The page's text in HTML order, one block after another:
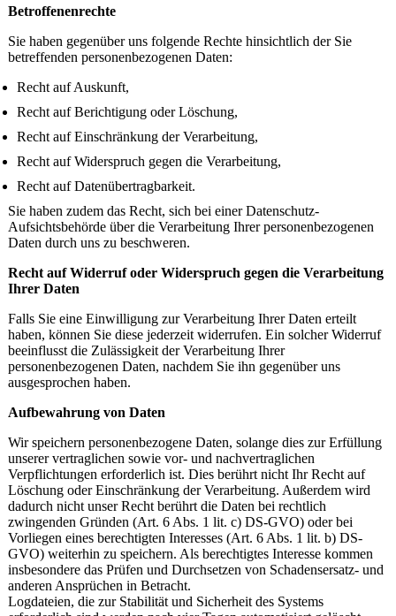
Betroffenenrechte
Sie haben gegenüber uns folgende Rechte hinsichtlich der Sie
betreffenden personenbezogenen Daten:
Recht auf Auskunft,
Recht auf Berichtigung oder Löschung,
Recht auf Einschränkung der Verarbeitung,
Recht auf Widerspruch gegen die Verarbeitung,
Recht auf Datenübertragbarkeit.
Sie haben zudem das Recht, sich bei einer Datenschutz-
Aufsichtsbehörde über die Verarbeitung Ihrer personenbezogenen
Daten durch uns zu beschweren.
Recht auf Widerruf oder Widerspruch gegen die Verarbeitung
Ihrer Daten
Falls Sie eine Einwilligung zur Verarbeitung Ihrer Daten erteilt
haben, können Sie diese jederzeit widerrufen. Ein solcher Widerruf
beeinflusst die Zulässigkeit der Verarbeitung Ihrer
personenbezogenen Daten, nachdem Sie ihn gegenüber uns
ausgesprochen haben.
Aufbewahrung von Daten
Wir speichern personenbezogene Daten, solange dies zur Erfüllung
unserer vertraglichen sowie vor- und nachvertraglichen
Verpflichtungen erforderlich ist. Dies berührt nicht Ihr Recht auf
Löschung oder Einschränkung der Verarbeitung. Außerdem wird
dadurch nicht unser Recht berührt die Daten bei rechtlich
zwingenden Gründen (Art. 6 Abs. 1 lit. c) DS-GVO) oder bei
Vorliegen eines berechtigten Interesses (Art. 6 Abs. 1 lit. b) DS-
GVO) weiterhin zu speichern. Als berechtigtes Interesse kommen
insbesondere das Prüfen und Durchsetzen von Schadensersatz- und
anderen Ansprüchen in Betracht.
Logdateien, die zur Stabilität und Sicherheit des Systems